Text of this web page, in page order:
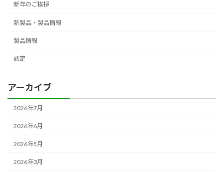
新年のご挨拶
新製品・製品情報
製品情報
認定
アーカイブ
2026年7月
2026年6月
2026年5月
2026年3月